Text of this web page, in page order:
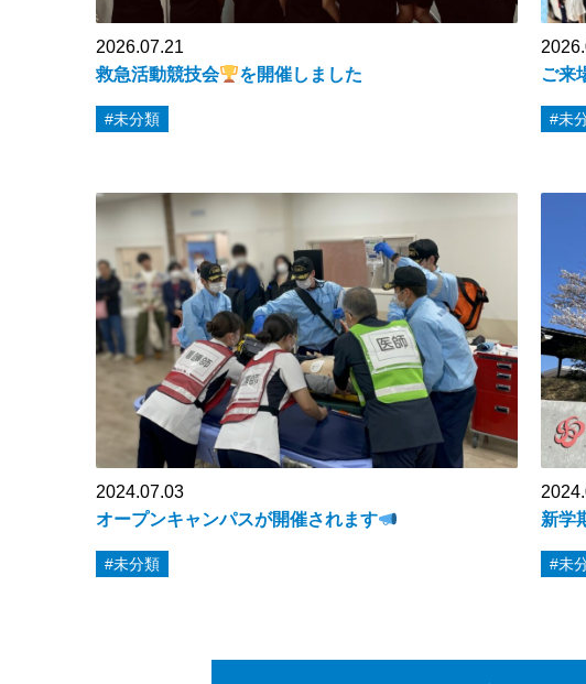
2026.07.21
救急活動競技会
を開催しました
#未分類
ご来
#未
2024.07.03
オープンキャンパスが開催されます
#未分類
新学
#未